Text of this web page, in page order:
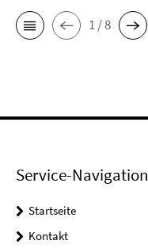
1 / 8
Service-Navigation
Startseite
Kontakt